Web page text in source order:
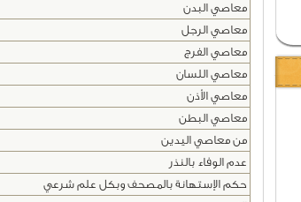
معاصي البدن
معاصي الرجل
معاصي الفرج
معاصي اللسان
معاصي الأذن
معاصي البطن
من معاصي اليدين
عدم الوفاء بالنذر
حكم الإستهانة بالمصحف وبكل علم شرعي